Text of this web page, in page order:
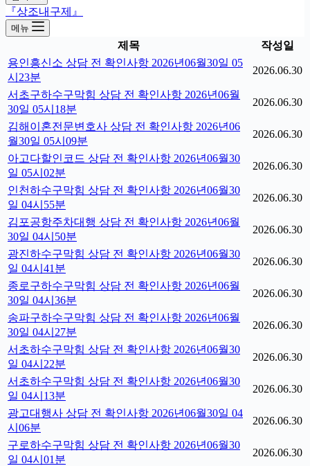
『상조내구제』
메뉴
제목
작성일
용인흥신소 상담 전 확인사항 2026년06월30일 05
시23분
2026.06.30
서초구하수구막힘 상담 전 확인사항 2026년06월
30일 05시18분
2026.06.30
김해이혼전문변호사 상담 전 확인사항 2026년06
월30일 05시09분
2026.06.30
아고다할인코드 상담 전 확인사항 2026년06월30
일 05시02분
2026.06.30
인천하수구막힘 상담 전 확인사항 2026년06월30
일 04시55분
2026.06.30
김포공항주차대행 상담 전 확인사항 2026년06월
30일 04시50분
2026.06.30
광진하수구막힘 상담 전 확인사항 2026년06월30
일 04시41분
2026.06.30
종로구하수구막힘 상담 전 확인사항 2026년06월
30일 04시36분
2026.06.30
송파구하수구막힘 상담 전 확인사항 2026년06월
30일 04시27분
2026.06.30
서초하수구막힘 상담 전 확인사항 2026년06월30
일 04시22분
2026.06.30
서초하수구막힘 상담 전 확인사항 2026년06월30
일 04시13분
2026.06.30
광고대행사 상담 전 확인사항 2026년06월30일 04
시06분
2026.06.30
구로하수구막힘 상담 전 확인사항 2026년06월30
일 04시01분
2026.06.30